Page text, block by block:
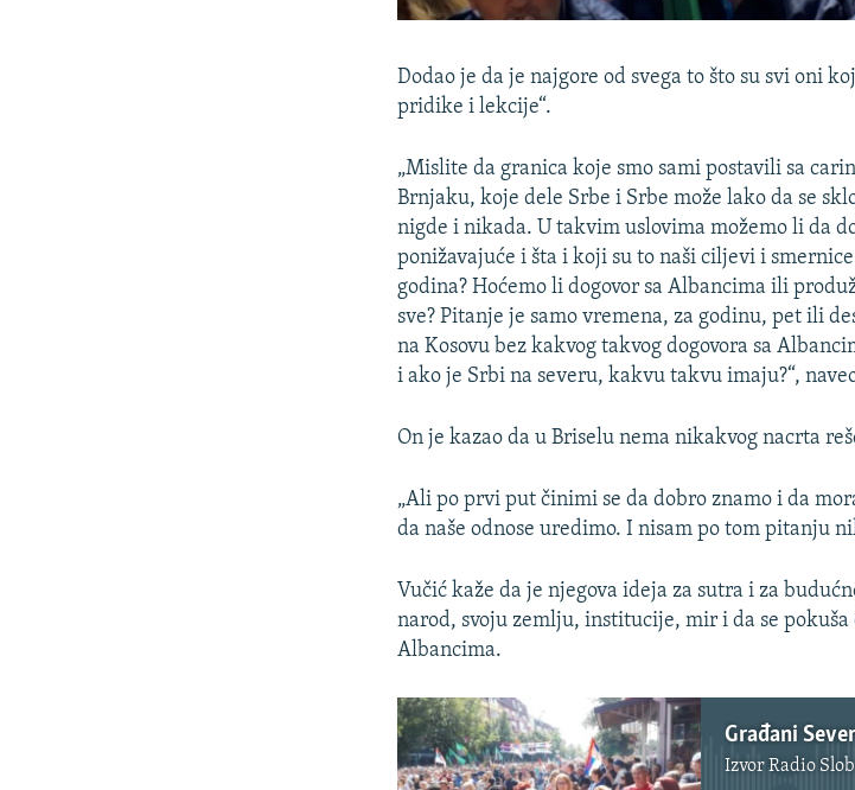
Dodao je da je najgore od svega to što su svi oni
pridike i lekcije“.
„Mislite da granica koje smo sami postavili sa
Brnjaku, koje dele Srbe i Srbe može lako da se
nigde i nikada. U takvim uslovima možemo li da
ponižavajuće i šta i koji su to naši ciljevi i
godina? Hoćemo li dogovor sa Albancima ili
sve? Pitanje je samo vremena, za godinu, pet ili
na Kosovu bez kakvog takvog dogovora sa
i ako je Srbi na severu, kakvu takvu imaju?“,
On je kazao da u Briselu nema nikakvog nacrta
„Ali po prvi put činimi se da dobro znamo i da
da naše odnose uredimo. I nisam po tom pitanju
Vučić kaže da je njegova ideja za sutra i za
narod, svoju zemlju, institucije, mir i da se pokuša
Albancima.
IzvorRadio
No media source